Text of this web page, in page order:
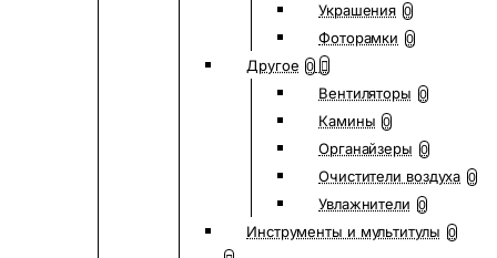
Украшения 0
Фоторамки 0
Другое 0
Вентиляторы 0
Камины 0
Органайзеры 0
Очистители воздуха 0
Увлажнители 0
Инструменты и мультитулы 0